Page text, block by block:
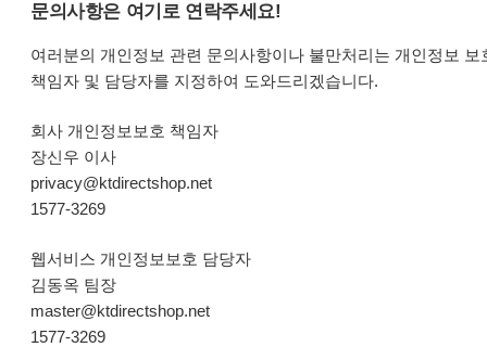
문의사항은 여기로 연락주세요!
여러분의 개인정보 관련 문의사항이나 불만처리는 개인정보 보
책임자 및 담당자를 지정하여 도와드리겠습니다.
회사 개인정보보호 책임자
장신우 이사
privacy@ktdirectshop.net
1577-3269
웹서비스 개인정보보호 담당자
김동옥 팀장
master@ktdirectshop.net
1577-3269